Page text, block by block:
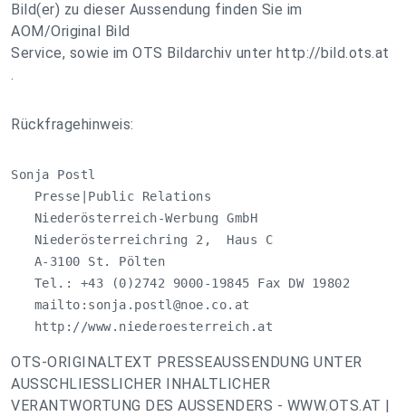
Bild(er) zu dieser Aussendung finden Sie im
AOM/Original Bild
Service, sowie im OTS Bildarchiv unter http://bild.ots.at
.
Rückfragehinweis:
Sonja Postl
   Presse|Public Relations
   Niederösterreich-Werbung GmbH
   Niederösterreichring 2,  Haus C
   A-3100 St. Pölten
   Tel.: +43 (0)2742 9000-19845 Fax DW 19802
   mailto:
sonja.postl@noe.co.at
   http://www.niederoesterreich.at
OTS-ORIGINALTEXT PRESSEAUSSENDUNG UNTER
AUSSCHLIESSLICHER INHALTLICHER
VERANTWORTUNG DES AUSSENDERS - WWW.OTS.AT |